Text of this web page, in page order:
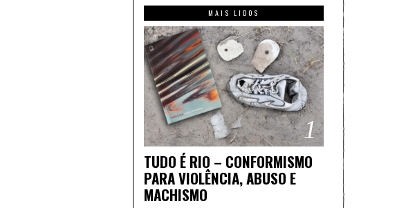
MAIS LIDOS
1
TUDO É RIO – CONFORMISMO
PARA VIOLÊNCIA, ABUSO E
MACHISMO